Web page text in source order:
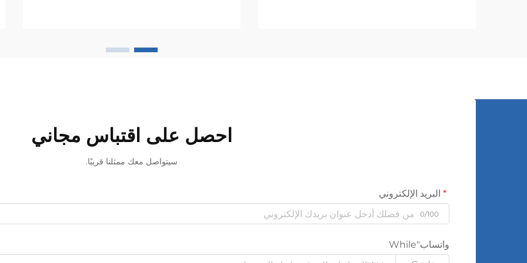
احصل على اقتباس مجاني
سيتواصل معك ممثلنا قريبًا.
البريد الإلكتروني
0/100
واتساب"While